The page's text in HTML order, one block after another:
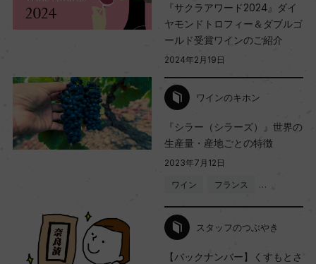
『サクラアワード2024』ダイ
ヤモンドトロフィー＆ダブルゴ
ールド受賞ワインのご紹介
2024年2月19日
ワインのキホン
『シラー（シラーズ）』世界の
生産量・産地ごとの特徴
2023年7月12日
ワイン フランス …
スタッフのつぶやき
【バックナンバー】くすもとさ